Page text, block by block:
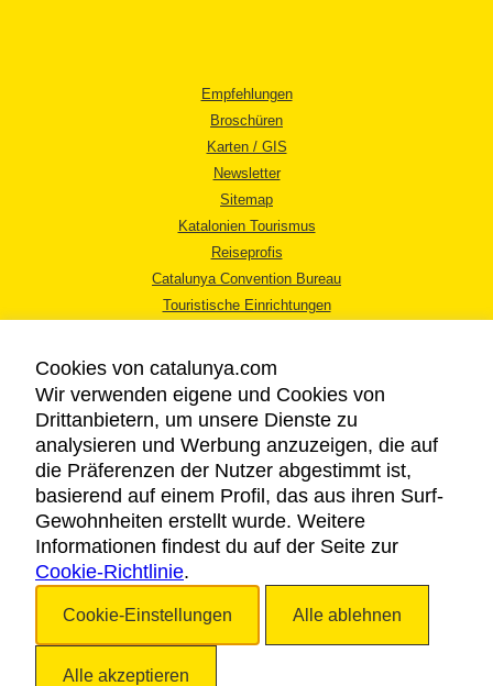
Empfehlungen
Broschüren
Karten / GIS
Newsletter
Sitemap
Katalonien Tourismus
Reiseprofis
Catalunya Convention Bureau
Touristische Einrichtungen
RECHTLICHER HINWEIS
DATENSCHUTZICHTLINIE
COOKIES
BARRIEREFREIHEIT
Cookies von catalunya.com
Wir verwenden eigene und Cookies von
Drittanbietern, um unsere Dienste zu
analysieren und Werbung anzuzeigen, die auf
die Präferenzen der Nutzer abgestimmt ist,
basierend auf einem Profil, das aus ihren Surf-
Gewohnheiten erstellt wurde. Weitere
Informationen findest du auf der Seite zur
Cookie-Richtlinie.
Cookie-Einstellungen Alle ablehnen
Alle akzeptieren